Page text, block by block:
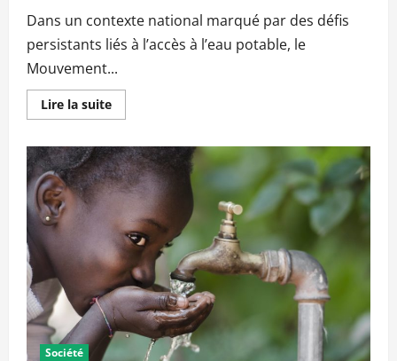
Dans un contexte national marqué par des défis
persistants liés à l’accès à l’eau potable, le
Mouvement...
Lire la suiteEn
savoir
Accès
à
l’eau
potable
mouvement
An
Biko
offre
onze
forages
à
Nioro
du
Sahel
Société